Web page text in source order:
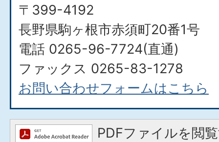
〒399-4192
長野県駒ヶ根市赤須町20番1号
電話 0265-96-7724(直通)
ファックス 0265-83-1278
お問い合わせフォームはこちら
PDFファイルを閲